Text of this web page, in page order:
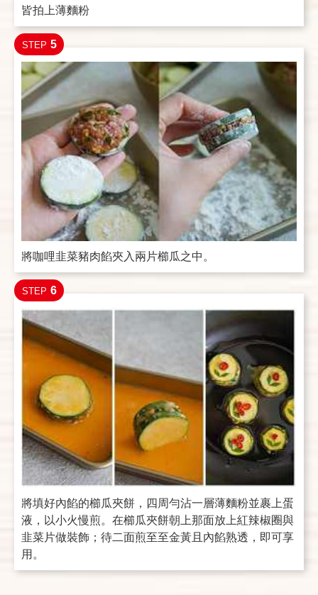
皆拍上薄麵粉
STEP 5
將咖哩韭菜豬肉餡夾入兩片櫛瓜之中。
STEP 6
將填好內餡的櫛瓜夾餅，四周勻沾一層薄麵粉並裹上蛋
液，以小火慢煎。在櫛瓜夾餅朝上那面放上紅辣椒圈與
韭菜片做裝飾；待二面煎至至金黃且內餡熟透，即可享
用。